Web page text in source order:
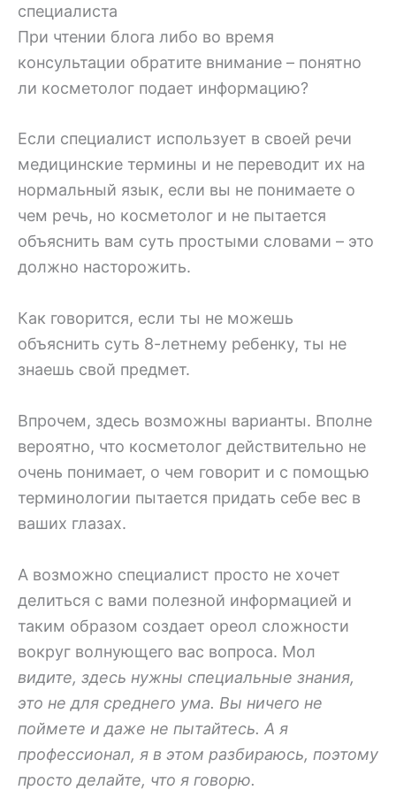
специалиста
При чтении блога либо во время
консультации обратите внимание – понятно
ли косметолог подает информацию?
Если специалист использует в своей речи
медицинские термины и не переводит их на
нормальный язык, если вы не понимаете о
чем речь, но косметолог и не пытается
объяснить вам суть простыми словами – это
должно насторожить.
Как говорится, если ты не можешь
объяснить суть 8-летнему ребенку, ты не
знаешь свой предмет.
Впрочем, здесь возможны варианты. Вполне
вероятно, что косметолог действительно не
очень понимает, о чем говорит и с помощью
терминологии пытается придать себе вес в
ваших глазах.
А возможно специалист просто не хочет
делиться с вами полезной информацией и
таким образом создает ореол сложности
вокруг волнующего вас вопроса. Мол
видите, здесь нужны специальные знания,
это не для среднего ума. Вы ничего не
поймете и даже не пытайтесь. А я
профессионал, я в этом разбираюсь, поэтому
просто делайте, что я говорю.